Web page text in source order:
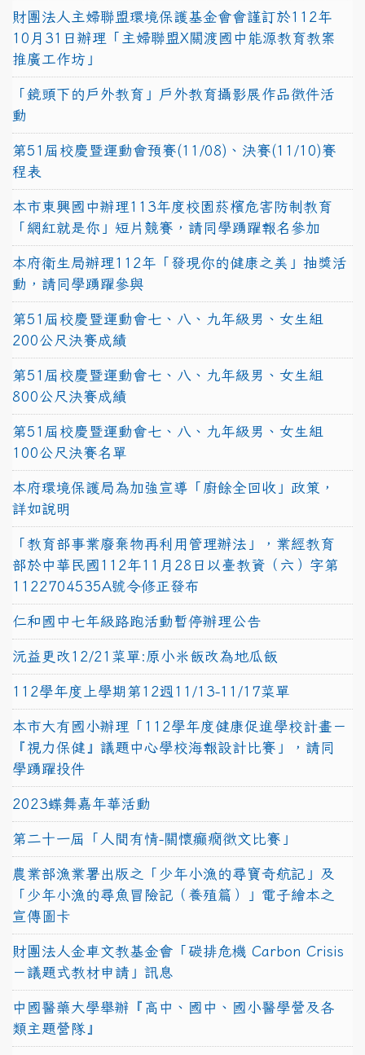
財團法人主婦聯盟環境保護基金會會謹訂於112年
10月31日辦理「主婦聯盟X關渡國中能源教育教案
推廣工作坊」
「鏡頭下的戶外教育」戶外教育攝影展作品徵件活
動
第51屆校慶暨運動會預賽(11/08)、決賽(11/10)賽
程表
本市東興國中辦理113年度校園菸檳危害防制教育
「網紅就是你」短片競賽，請同學踴躍報名參加
本府衛生局辦理112年「發現你的健康之美」抽獎活
動，請同學踴躍參與
第51屆校慶暨運動會七、八、九年級男、女生組
200公尺決賽成績
第51屆校慶暨運動會七、八、九年級男、女生組
800公尺決賽成績
第51屆校慶暨運動會七、八、九年級男、女生組
100公尺決賽名單
本府環境保護局為加強宣導「廚餘全回收」政策，
詳如說明
「教育部事業廢棄物再利用管理辦法」，業經教育
部於中華民國112年11月28日以臺教資（六）字第
1122704535A號令修正發布
仁和國中七年級路跑活動暫停辦理公告
沅益更改12/21菜單:原小米飯改為地瓜飯
112學年度上學期第12週11/13-11/17菜單
本市大有國小辦理「112學年度健康促進學校計畫－
『視力保健』議題中心學校海報設計比賽」，請同
學踴躍投件
2023蝶舞嘉年華活動
第二十一屆「人間有情-關懷癲癇徵文比賽」
農業部漁業署出版之「少年小漁的尋寶奇航記」及
「少年小漁的尋魚冒險記（養殖篇）」電子繪本之
宣傳圖卡
財團法人金車文教基金會「碳排危機 Carbon Crisis
－議題式教材申請」訊息
中國醫藥大學舉辦『高中、國中、國小醫學營及各
類主題營隊』